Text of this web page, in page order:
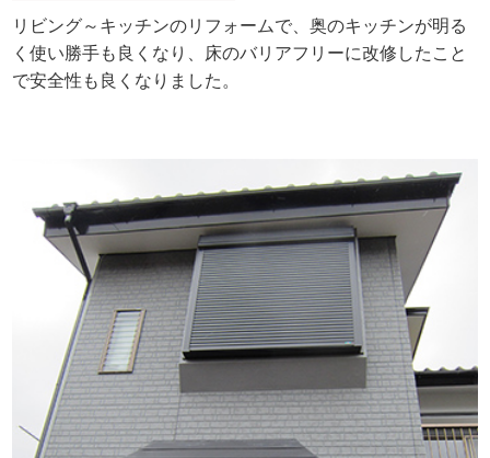
リビング～キッチンのリフォームで、奥のキッチンが明る
く使い勝手も良くなり、床のバリアフリーに改修したこと
で安全性も良くなりました。